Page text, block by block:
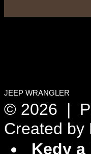
JEEP WRANGLER
© 2026 |
Created by
Kedy a